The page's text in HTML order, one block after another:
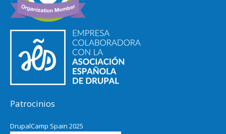
Patrocinios
DrupalCamp Spain 2025
Pacific Northwest Drupal Summit